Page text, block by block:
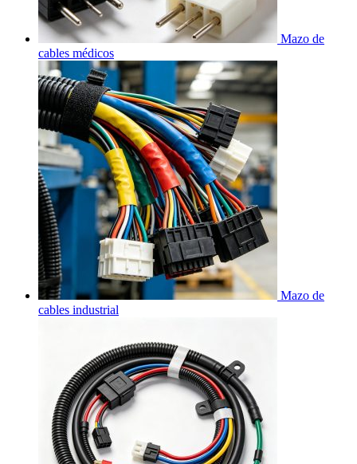
Mazo de
cables médicos
Mazo de
cables industrial